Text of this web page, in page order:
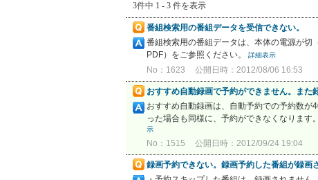
3件中 1 - 3 件を表示
番組検索用の番組データを受信できない。
番組検索用の番組データは、本体の電源が切
PDF）をご参照ください。
詳細表示
No：1623 公開日時：2012/08/06 16:53
おすすめ自動録画で予約ができません。また
おすすめ自動録画は、自動予約での予約数
った場合も同様に、予約ができなくなりま
示
No：1515 公開日時：2012/09/24 19:04
録画予約できない。録画予約した番組が録画